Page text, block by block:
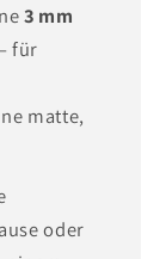
3 mm
für
matte,
oder